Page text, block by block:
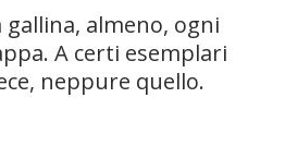
gallina, almeno, ogni
A certi esemplari
neppure quello.